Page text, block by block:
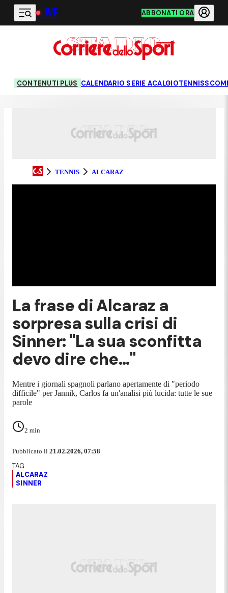
Vai al contenuto principale
LIVE ABBONATI ORA
CONTENUTI PLUS CALENDARIO SERIE ACALCIOTENNIS
TENNIS ALCARAZ
La frase di Alcaraz a
sorpresa sulla crisi di
Sinner: "La sua sconfitta
devo dire che..."
Mentre i giornali spagnoli parlano apertamente di "periodo
difficile" per Jannik, Carlos fa un'analisi più lucida: tutte le sue
parole
2 min
Pubblicato il 21.02.2026, 07:58
ALCARAZ
SINNER